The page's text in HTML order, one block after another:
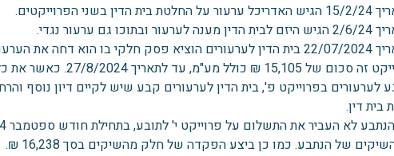
בית הדין בשני הפרוייקטים.
ובתוכו גם ערעור נגדי.
בתאריך 22/07/2024 בית הדין לערעורים הוציא פסק חלקי בו הוא
₪ כולל מע"מ, עד לתאריך 27/8/2024. כאשר את כלל הפסק בנושא י' בית הדין לערעורים אישר.
לערעורים בפרוייקט פ', בית הדין לערעורים קבע שיש לקיים דיון נוסף
בית דין.
של הנתבע. כמו כן ביצע הפקדה של חלק מהשיקים בסך 16,238 ₪.